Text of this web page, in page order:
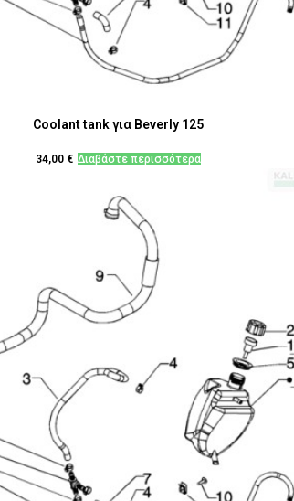
Coolant tank για Beverly 125
34,00 € Διαβάστε περισσότερα